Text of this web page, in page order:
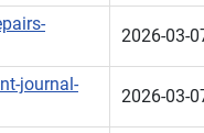
2026-03-
journal-
2026-03-